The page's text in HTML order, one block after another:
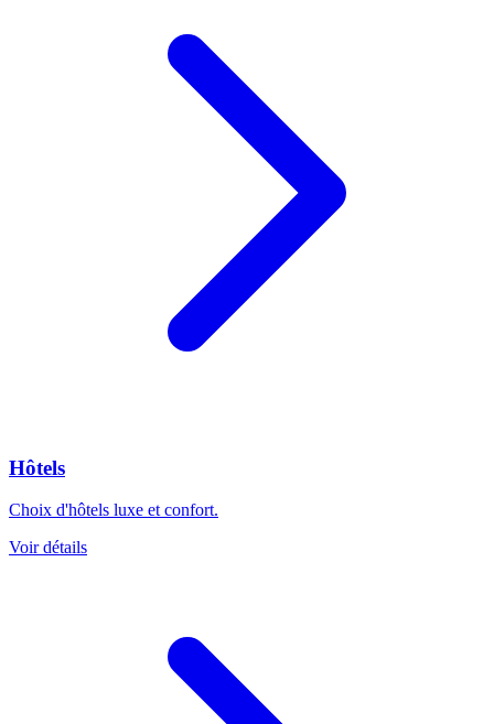
Hôtels
Choix d'hôtels luxe et confort.
Voir détails